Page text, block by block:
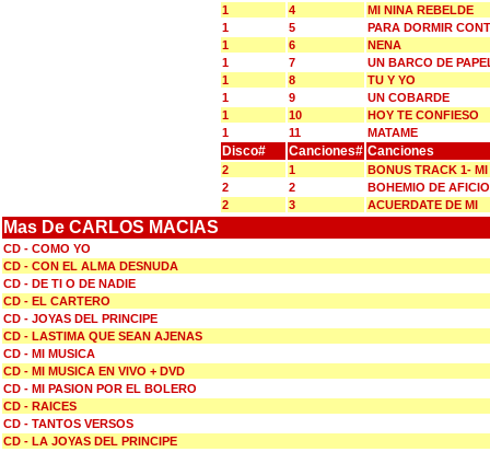
1
4
MI NINA REBELDE
1
5
PARA DORMIR
1
6
NENA
1
7
UN BARCO DE
1
8
TU Y YO
1
9
UN COBARDE
1
10
HOY TE CONFIESO
1
11 MATAME
Disco# Canciones# Canciones
2 1
BONUS TRACK 1-
2
2
BOHEMIO DE
2
3 ACUERDATE DE MI
Mas De CARLOS MACIAS
CD - COMO YO
CD - CON EL ALMA DESNUDA
CD - DE TI O DE NADIE
CD - EL CARTERO
CD - JOYAS DEL PRINCIPE
CD - LASTIMA QUE SEAN AJENAS
CD - MI MUSICA
CD - MI MUSICA EN VIVO + DVD
CD - MI PASION POR EL BOLERO
CD - RAICES
CD - TANTOS VERSOS
CD - LA JOYAS DEL PRINCIPE